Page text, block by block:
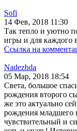
Sofi
14 Фев, 2018 11:30
Так тепло и уютно
игры и для каждого
Ссылка на
Nadezhda
05 Мар, 2018 18:54
Света, большое
рождения второго
же это актуально
рождения младшего
чувствительный и